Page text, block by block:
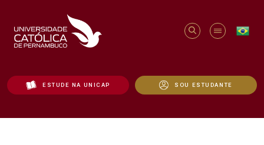
ESTUDE NA UNICAP SOU ESTUDANTE